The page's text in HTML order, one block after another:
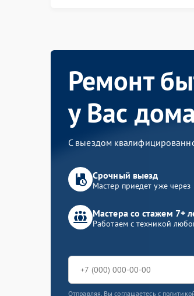
Ремонт
у Вас дома
С выездом
Срочный выезд
Мастер приедет уже
Мастера со стажем 7+
Работаем с техникой
Отправляя, Вы соглашаетесь с